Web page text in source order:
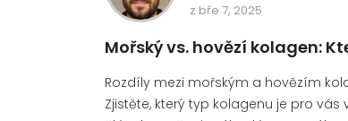
z bře 7, 2025
Mořský vs. hovězí kolagen:
Rozdíly mezi mořským a hovězím
Zjistěte, který typ kolagenu je pro